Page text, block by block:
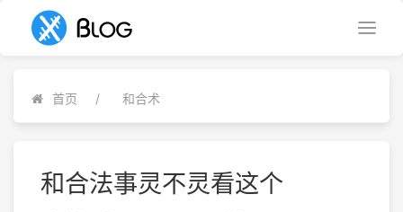
首页 和合术
和合法事灵不灵看这个